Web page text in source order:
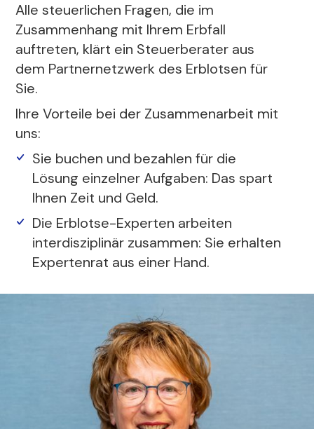
Alle steuerlichen Fragen, die im
Zusammenhang mit Ihrem Erbfall
auftreten, klärt ein Steuerberater aus
dem Partnernetzwerk des Erblotsen für
Sie.
Ihre Vorteile bei der Zusammenarbeit mit
uns:
Sie buchen und bezahlen für die
Lösung einzelner Aufgaben: Das spart
Ihnen Zeit und Geld.
Die Erblotse-Experten arbeiten
interdisziplinär zusammen: Sie erhalten
Expertenrat aus einer Hand.